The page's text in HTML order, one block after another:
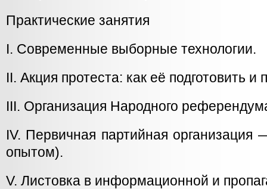
Практические занятия
I. Современные выборные технологии.
II. Акция протеста: как её подготовить и
III. Организация Народного
IV. Первичная партийная
опытом).
V. Листовка в информационной и